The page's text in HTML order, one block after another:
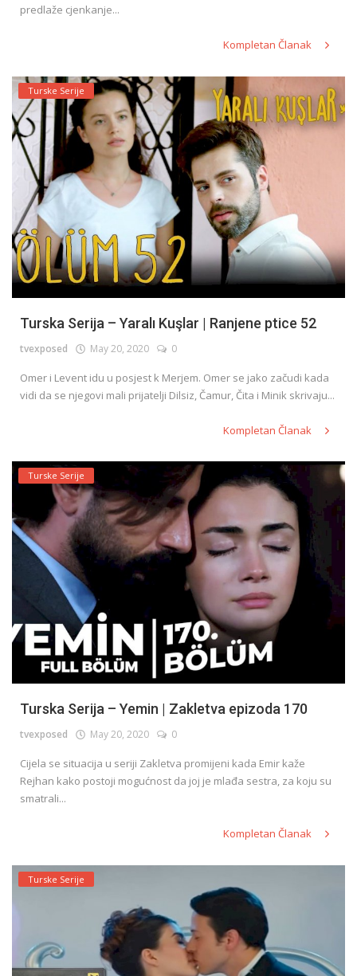
predlaže cjenkanje...
Kompletan Članak
Turske Serije
Turska Serija – Yaralı Kuşlar | Ranjene ptice 52
tvexposed May 20, 2020 0
Omer i Levent idu u posjest k Merjem. Omer se jako začudi kada
vidi da se njegovi mali prijatelji Dilsiz, Čamur, Čita i Minik skrivaju...
Kompletan Članak
Turske Serije
Turska Serija – Yemin | Zakletva epizoda 170
tvexposed May 20, 2020 0
Cijela se situacija u seriji Zakletva promijeni kada Emir kaže
Rejhan kako postoji mogućnost da joj je mlađa sestra, za koju su
smatrali...
Kompletan Članak
Turske Serije